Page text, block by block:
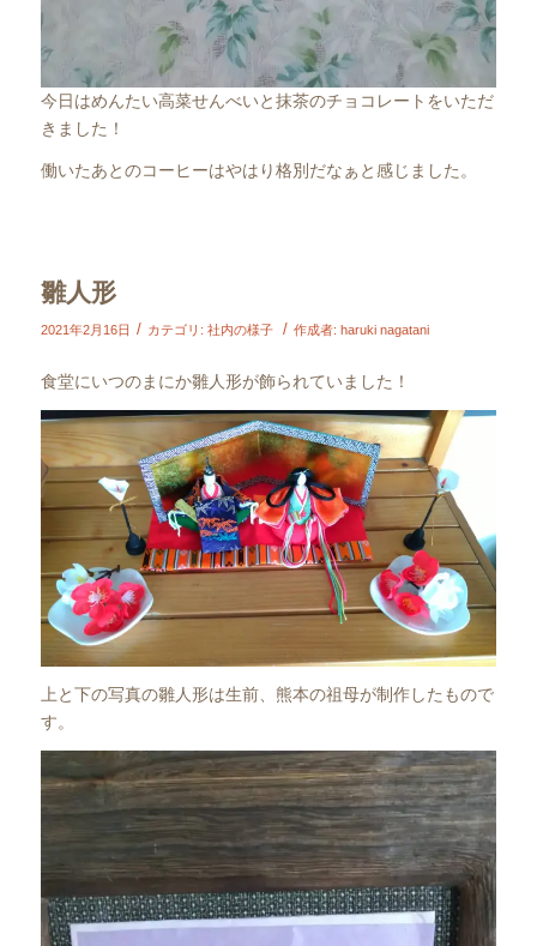
今日はめんたい高菜せんべいと抹茶のチョコレートをいただ
きました！
働いたあとのコーヒーはやはり格別だなぁと感じました。
雛人形
2021年2月16日 / カテゴリ: 社内の様子 / 作成者: haruki nagatani
食堂にいつのまにか雛人形が飾られていました！
上と下の写真の雛人形は生前、熊本の祖母が制作したもので
す。